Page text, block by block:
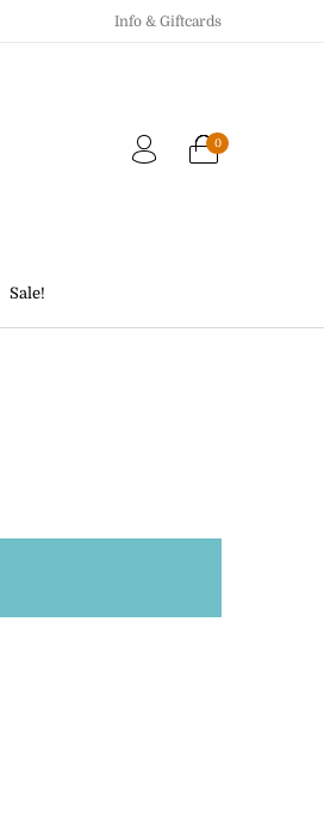
Info & Giftcards
0
Sale!